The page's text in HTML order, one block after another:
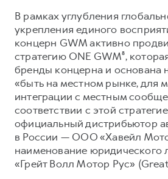
В рамках углубления
укрепления единого
концерн GWM активно
стратегию ONE GWM⁸,
бренды концерна и основана
«быть на местном рынке, для
интеграции с местным
соответствии с этой
официальный дистрибьютор
в России — ООО «Хавейл
наименование
«Грейт Волл Мотор Рус»